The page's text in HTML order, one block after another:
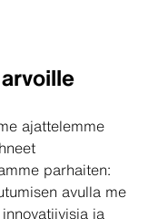
ajattelemme
parhaiten:
avulla me
ja